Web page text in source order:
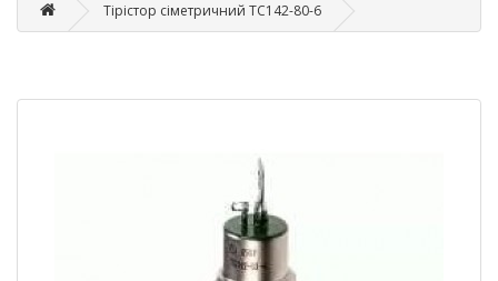
Тірістор сіметричний ТС142-80-6